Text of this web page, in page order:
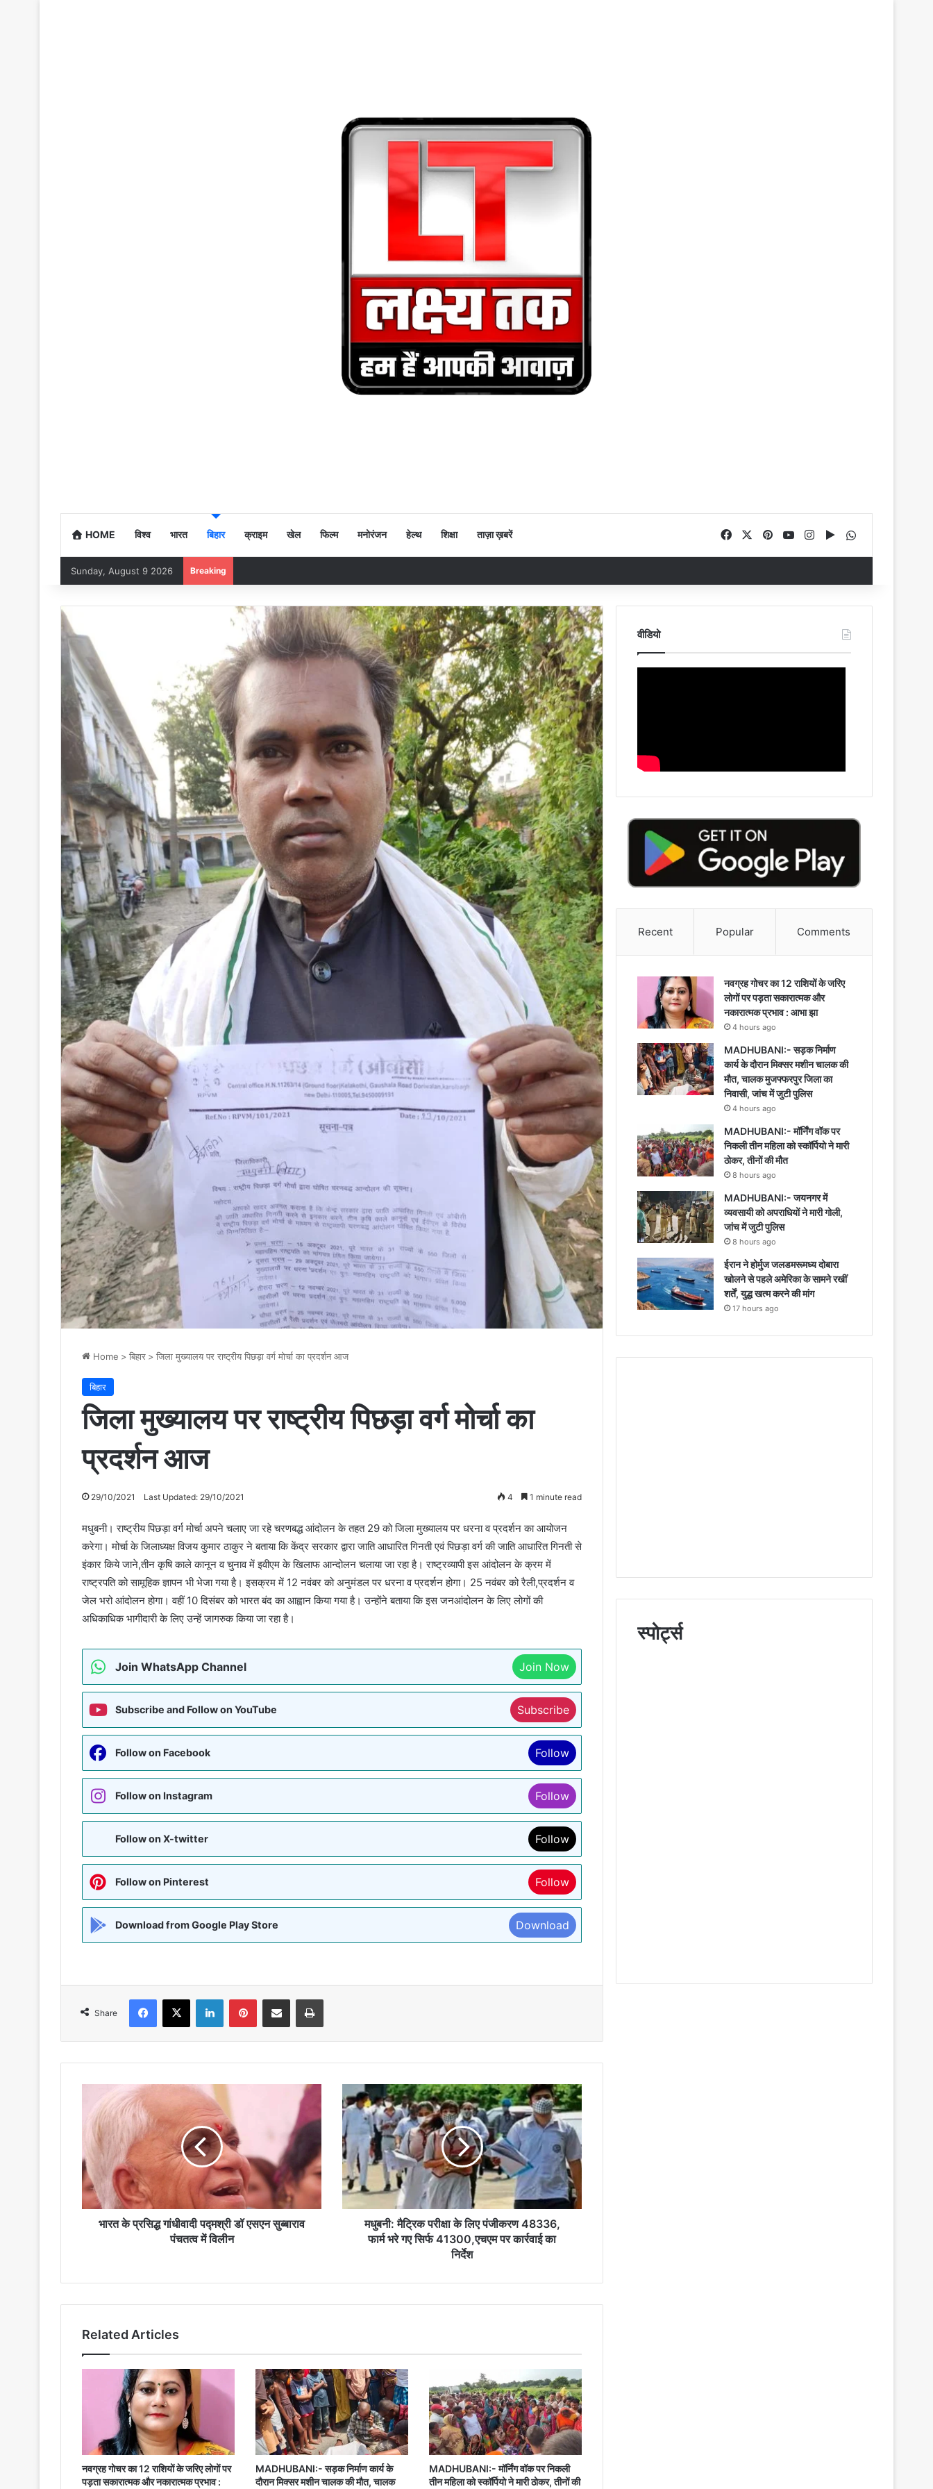
HOME विश्व भारत बिहार क्राइम खेल फिल्म मनोरंजन हेल्थ शिक्षा ताज़ा ख़बरें FacebookPinterestYouTubeInstagram
Google Play
Sunday, August 9 2026 Breaking
Home > बिहार > जिला मुख्यालय पर राष्ट्रीय पिछड़ा वर्ग मोर्चा का प्रदर्शन आज
बिहार
जिला मुख्यालय पर राष्ट्रीय पिछड़ा वर्ग मोर्चा का
प्रदर्शन आज
29/10/2021 Last Updated: 29/10/2021 4 1 minute read
मधुबनी। राष्ट्रीय पिछड़ा वर्ग मोर्चा अपने चलाए जा रहे चरणबद्ध आंदोलन के तहत 29 को जिला मुख्यालय पर धरना व प्रदर्शन का आयोजन
करेगा। मोर्चा के जिलाध्यक्ष विजय कुमार ठाकुर ने बताया कि केंद्र सरकार द्वारा जाति आधारित गिनती एवं पिछड़ा वर्ग की जाति आधारित गिनती से
इंकार किये जाने,तीन कृषि काले कानून व चुनाव में इवीएम के खिलाफ आन्दोलन चलाया जा रहा है। राष्ट्रव्यापी इस आंदोलन के क्रम में
राष्ट्रपति को सामूहिक ज्ञापन भी भेजा गया है। इसक्रम में 12 नवंबर को अनुमंडल पर धरना व प्रदर्शन होगा। 25 नवंबर को रैली,प्रदर्शन व
जेल भरो आंदोलन होगा। वहीं 10 दिसंबर को भारत बंद का आह्वान किया गया है। उन्होंने बताया कि इस जनआंदोलन के लिए लोगों की
अधिकाधिक भागीदारी के लिए उन्हें जागरुक किया जा रहा है।
Join WhatsApp Channel Join Now
Subscribe and Follow on YouTube Subscribe
Follow on Facebook Follow
Follow on Instagram Follow
Follow on X-twitter Follow
Follow on Pinterest Follow
Download from Google Play Store Download
Share
Facebook
X LinkedInPinterestShare via Email Print
प्रसिद्ध
गांधीवादी
पद्मश्री
डॉ
एसएन
सुब्बाराव
पंचतत्व
भारत के प्रसिद्ध गांधीवादी पद्मश्री डॉ एसएन सुब्बाराव
पंचतत्व में विलीन
मधुबनी:
मैट्रिक
परीक्षा
के
लिए
पंजीकरण
48336,
फार्म
भरे
मधुबनी: मैट्रिक परीक्षा के लिए पंजीकरण 48336,
फार्म भरे गए सिर्फ 41300,एचएम पर कार्रवाई का
निर्देश
Related Articles
नवग्रह गोचर का 12 राशियों के जरिए लोगों पर
पड़ता सकारात्मक और नकारात्मक प्रभाव :
MADHUBANI:- सड़क निर्माण कार्य के
दौरान मिक्सर मशीन चालक की मौत, चालक
MADHUBANI:- मॉर्निंग वॉक पर निकली
तीन महिला को स्कॉर्पियो ने मारी ठोकर, तीनों की
वीडियो
Recent Popular Comments
नवग्रह गोचर का 12 राशियों के जरिए
लोगों पर पड़ता सकारात्मक और
नकारात्मक प्रभाव : आभा झा
4 hours ago
MADHUBANI:- सड़क निर्माण
कार्य के दौरान मिक्सर मशीन चालक की
मौत, चालक मुजफ्फरपुर जिला का
निवासी, जांच में जुटी पुलिस
4 hours ago
MADHUBANI:- मॉर्निंग वॉक पर
निकली तीन महिला को स्कॉर्पियो ने मारी
ठोकर, तीनों की मौत
8 hours ago
MADHUBANI:- जयनगर में
व्यवसायी को अपराधियों ने मारी गोली,
जांच में जुटी पुलिस
8 hours ago
ईरान ने होर्मुज जलडमरूमध्य दोबारा
खोलने से पहले अमेरिका के सामने रखीं
शर्तें, युद्ध खत्म करने की मांग
17 hours ago
स्पोर्ट्स